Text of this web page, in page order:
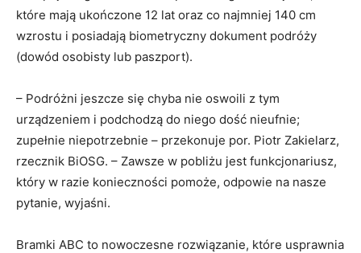
które mają ukończone 12 lat oraz co najmniej 140 cm
wzrostu i posiadają biometryczny dokument podróży
(dowód osobisty lub paszport).
– Podróżni jeszcze się chyba nie oswoili z tym
urządzeniem i podchodzą do niego dość nieufnie;
zupełnie niepotrzebnie – przekonuje por. Piotr Zakielarz,
rzecznik BiOSG. – Zawsze w pobliżu jest funkcjonariusz,
który w razie konieczności pomoże, odpowie na nasze
pytanie, wyjaśni.
Bramki ABC to nowoczesne rozwiązanie, które usprawnia